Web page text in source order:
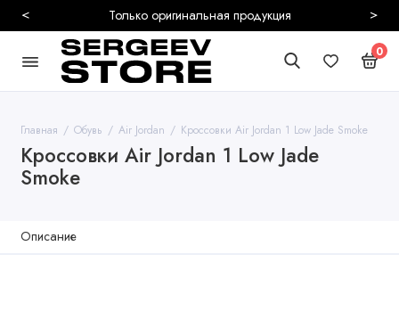
Только оригинальная продукция
< >
0
Главная Обувь Air Jordan Кроссовки Air Jordan 1 Low Jade Smoke
Кроссовки Air Jordan 1 Low Jade
Smoke
Описание